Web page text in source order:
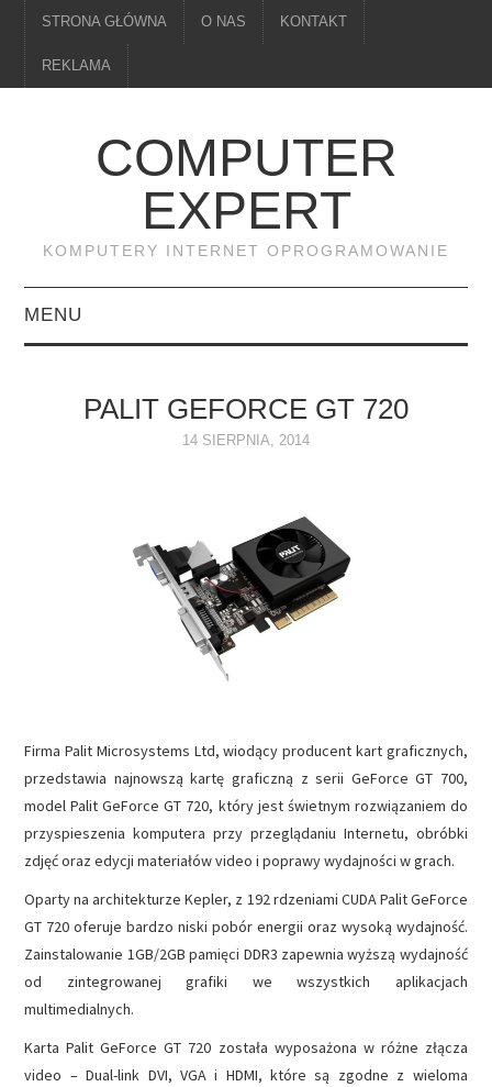
STRONA GŁÓWNA O NAS KONTAKT
REKLAMA
COMPUTER
EXPERT
KOMPUTERY INTERNET OPROGRAMOWANIE
MENU
DRUKARKI
OPROGRAMOWANIE
PALIT GEFORCE GT 720
14 SIERPNIA, 2014
Firma Palit Microsystems Ltd, wiodący producent kart graficznych,
przedstawia najnowszą kartę graficzną z serii GeForce GT 700,
model Palit GeForce GT 720, który jest świetnym rozwiązaniem do
przyspieszenia komputera przy przeglądaniu Internetu, obróbki
zdjęć oraz edycji materiałów video i poprawy wydajności w grach.
Oparty na architekturze Kepler, z 192 rdzeniami CUDA Palit GeForce
GT 720 oferuje bardzo niski pobór energii oraz wysoką wydajność.
Zainstalowanie 1GB/2GB pamięci DDR3 zapewnia wyższą wydajność
od zintegrowanej grafiki we wszystkich aplikacjach
multimedialnych.
Karta Palit GeForce GT 720 została wyposażona w różne złącza
video – Dual-link DVI, VGA i HDMI, które są zgodne z wieloma